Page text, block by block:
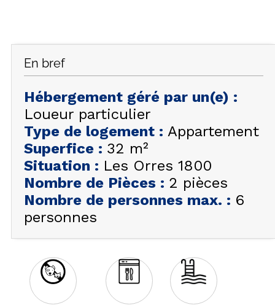
HIVER
+33 (0)4 92 44 19 17
En bref
Hébergement géré par un(e) :
Loueur particulier
Type de logement : Appartement
Superfice : 32 m²
Situation : Les Orres 1800
Nombre de Pièces : 2 pièces
Nombre de personnes max. : 6
personnes